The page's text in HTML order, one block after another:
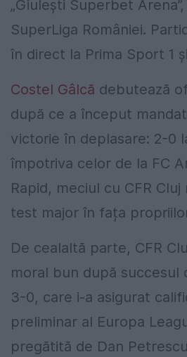
„Giulești Superbet
SuperLiga României.
în direct la Prima Sport 1
Costel Gâlcă debutează
după ce a început
victorie în deplasare: 2-0
împotriva celor de la FC
Rapid, meciul cu CFR
test major în fața
De cealaltă parte, CFR
moral bun după succesul
3-0, care i-a asigurat
preliminar al Europa
pregătită de Dan